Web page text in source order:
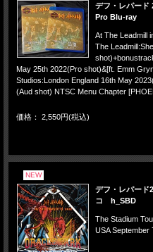
デフ・レパード
Pro Blu-ray
At The Leadmill
The
May 25th 2022(Pro shot)&[ft. Emm
Studios:London England 16th May
(Aud shot) NTSC Menu Chapter
価格： 2,550円(税込)
NEW
デフ・レパード
コ h_SBD
The Stadium
USA September